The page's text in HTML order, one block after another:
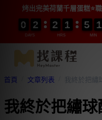
首頁 文章列表
我終於把繡
烤出完美荷蘭千層蛋糕⭐️
DAYS
0
0
0
0 2
2
2
2
HRS
2
2
2
2 1
1
1
1
MIN
5
5
5
5 1
1
1
1